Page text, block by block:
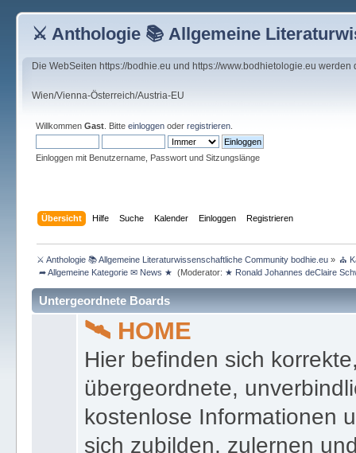
⚔ Anthologie 📚 Allgemeine
Die WebSeiten https://bodhie.eu und https://www.bodhietologie.eu
Wien/Vienna-Österreich/Austria-EU
Willkommen Gast. Bitte einloggenoder registrieren.
Einloggen mit Benutzername, Passwort und Sitzungslänge
Übersicht Hilfe Suche Kalender Einloggen Registrieren
⚔ Anthologie 📚 Allgemeine Literaturwissenschaftliche Community bodhie.eu» ⛪
➦ Allgemeine Kategorie ✉ News ★ (Moderator: ★ Ronald Johannes deClaire
Untergeordnete Boards
🛰 HOME
Hier befinden sich
übergeordnete,
kostenlose Informationen
sich zubilden, zulernen